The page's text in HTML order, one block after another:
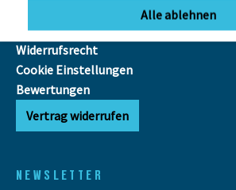
Impressum
Widerrufsrecht
Cookie Einstellungen
Bewertungen
Vertrag widerrufen
NEWSLETTER
Alle ablehnen